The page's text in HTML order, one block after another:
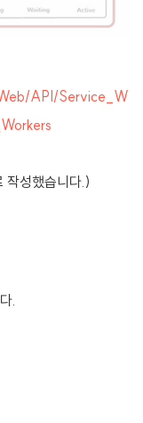
API/Service_W
작성했습니다.)
.